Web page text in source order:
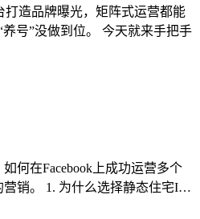
打造品牌曝光，矩阵式运营都能
号”没做到位。 今天就来手把手
何在Facebook上成功运营多个
营销。 1. 为什么选择静态住宅I…